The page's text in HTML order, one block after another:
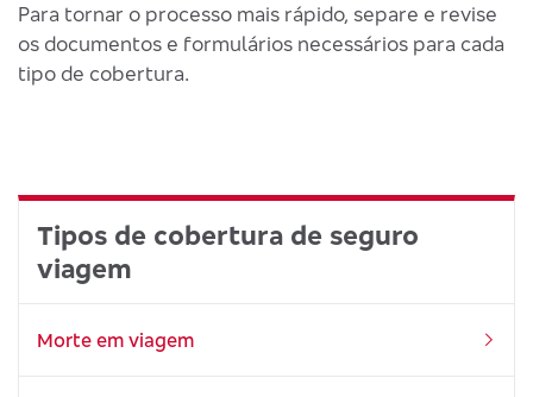
Para tornar o processo mais rápido, separe e revise
os documentos e formulários necessários para cada
tipo de cobertura.
Tipos de cobertura de seguro
viagem
Morte em viagem